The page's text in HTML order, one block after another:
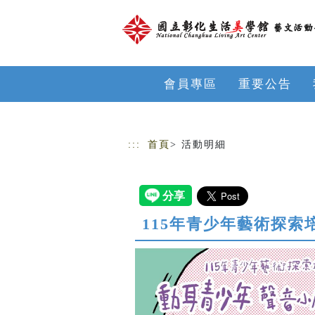
會員專區 重要公告
::: 首頁 > 活動明細
115年青少年藝術探索